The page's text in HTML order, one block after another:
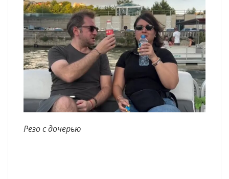
Резо с дочерью